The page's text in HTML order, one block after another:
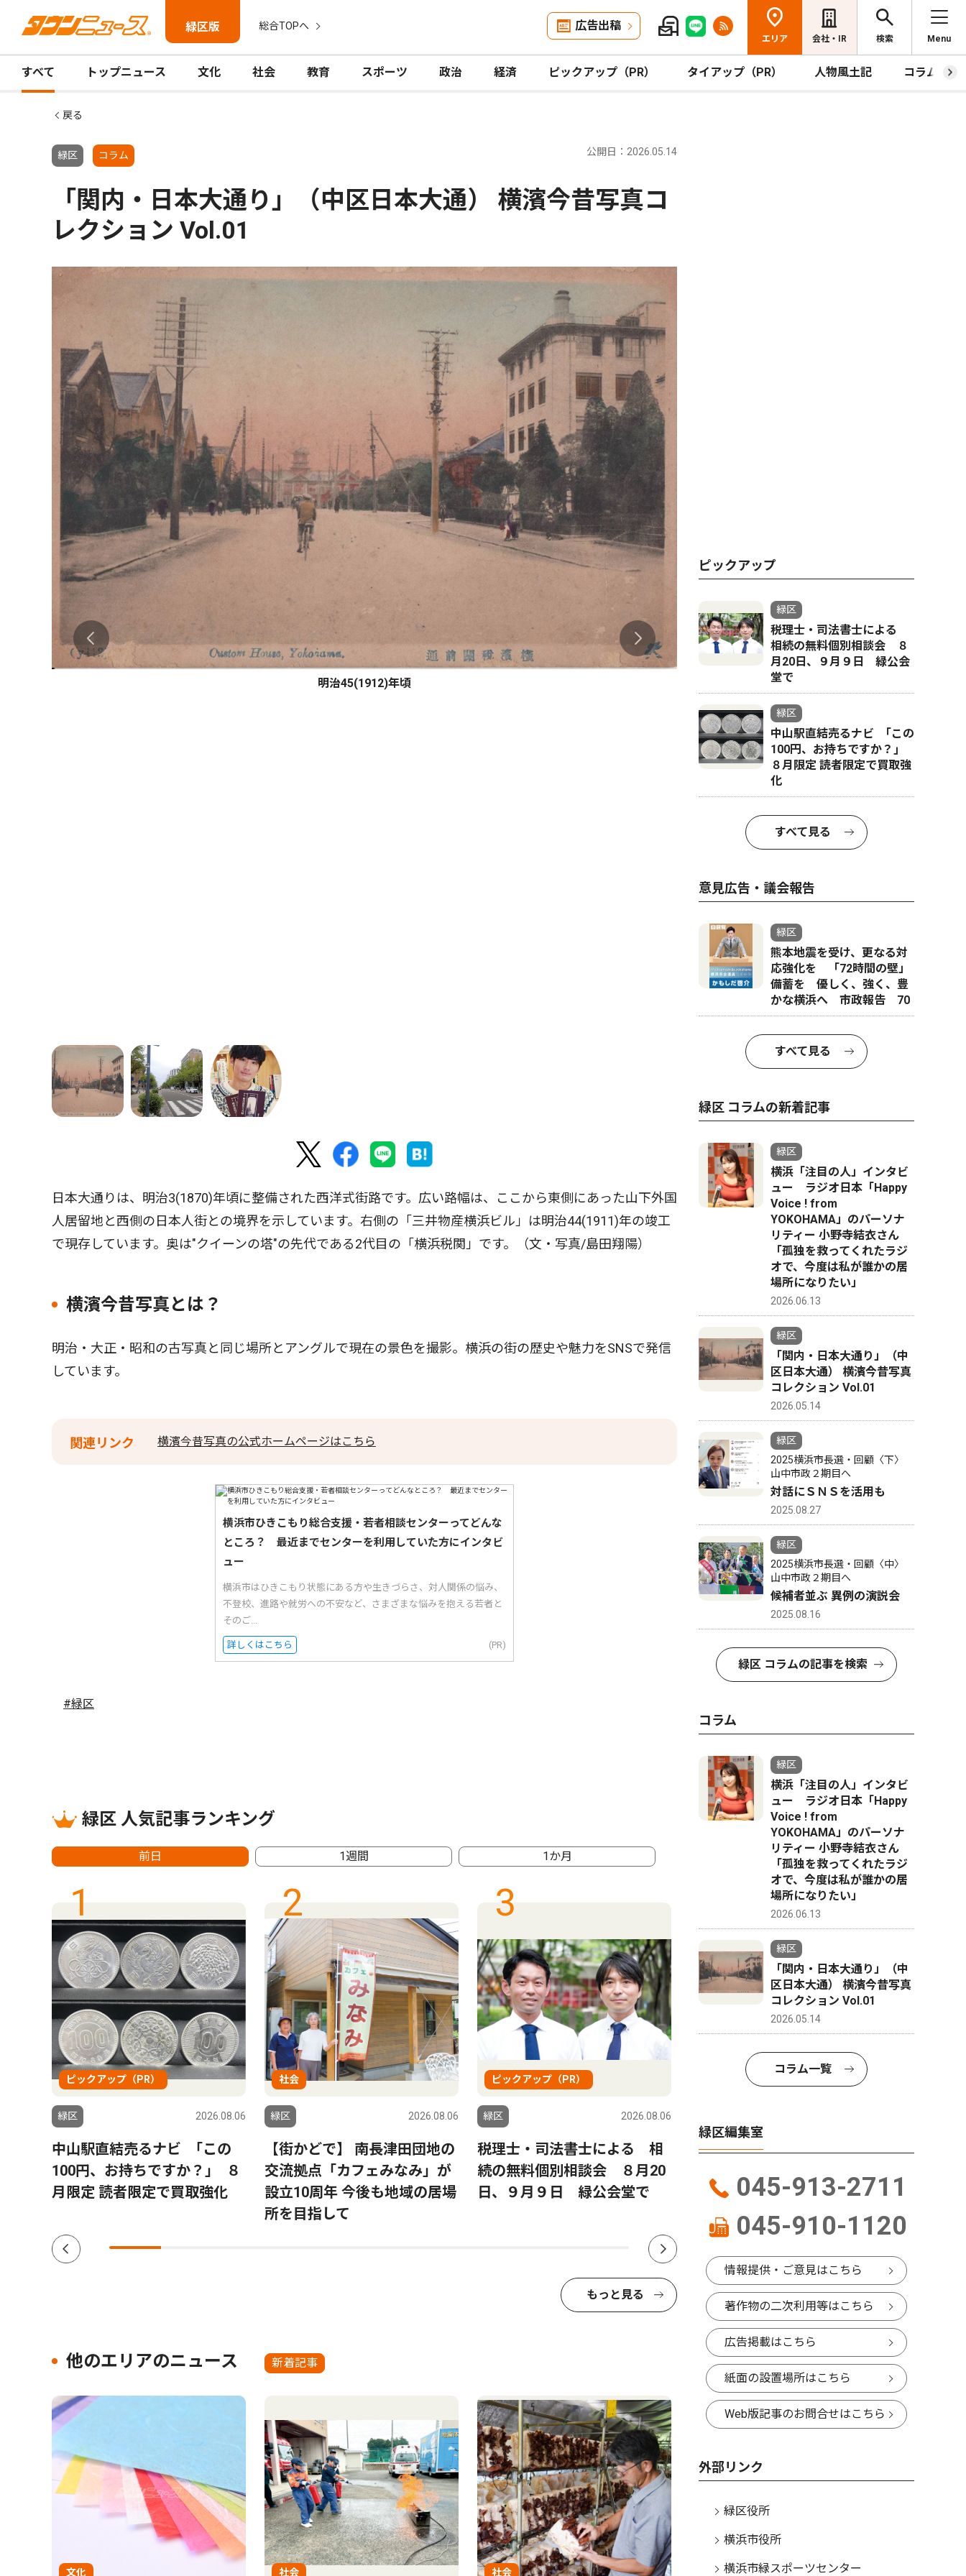
緑区版 総合TOPへ 広告出稿
エリア 会社・IR 検索 Menu
すべて トップニュース 文化 社会 教育 スポーツ 政治 経済 ピックアップ（PR） タイアップ（PR） 人物風土記 コラム
戻る
緑区 コラム 公開日：2026.05.14
「関内・日本大通り」（中区日本大通） 横濱今昔写真コ
レクション Vol.01
明治45(1912)年頃
日本大通りは、明治3(1870)年頃に整備された西洋式街路です。広い路幅は、ここから東側にあった山下外国
人居留地と西側の日本人街との境界を示しています。右側の「三井物産横浜ビル」は明治44(1911)年の竣工
で現存しています。奥は"クイーンの塔"の先代である2代目の「横浜税関」です。（文・写真/島田翔陽）
横濱今昔写真とは？
明治・大正・昭和の古写真と同じ場所とアングルで現在の景色を撮影。横浜の街の歴史や魅力をSNSで発信
しています。
関連リンク 横濱今昔写真の公式ホームページはこちら
横浜市ひきこもり総合支援・若者相談センターってどんな
ところ？ 最近までセンターを利用していた方にインタビ
ュー
横浜市はひきこもり状態にある方や生きづらさ、対人関係の悩み、
不登校、進路や就労への不安など、さまざまな悩みを抱える若者と
そのご...
詳しくはこちら (PR)
#緑区
緑区 人気記事ランキング
前日 1週間 1か月
1
ピックアップ（PR）
緑区 2026.08.06
中山駅直結売るナビ ｢この
100円、お持ちですか？｣ ８
月限定 読者限定で買取強化
2
社会
緑区 2026.08.06
【街かどで】 南長津田団地の
交流拠点「カフェみなみ」が
設立10周年 今後も地域の居場
所を目指して
3
ピックアップ（PR）
緑区 2026.08.06
税理士・司法書士による 相
続の無料個別相談会 ８月20
日、９月９日 緑公会堂で
人物風土記
8月22日に緑公会堂で開催さ
ス」を企画した 二宮 明さ
ん 中山在住 48歳
霧が丘
もっと見る
他のエリアのニュース 新着記事
文化 社会 社会
ピックアップ
緑区
税理士・司法書士による
相続の無料個別相談会 ８
月20日、９月９日 緑公会
堂で
緑区
中山駅直結売るナビ ｢この
100円、お持ちですか？｣
８月限定 読者限定で買取強
化
すべて見る
意見広告・議会報告
緑区
熊本地震を受け、更なる対
応強化を 「72時間の壁」
備蓄を 優しく、強く、豊
かな横浜へ 市政報告 70
すべて見る
緑区 コラムの新着記事
緑区
横浜「注目の人」インタビ
ュー ラジオ日本「Happy
Voice ! from
YOKOHAMA」のパーソナ
リティー 小野寺結衣さん
「孤独を救ってくれたラジ
オで、今度は私が誰かの居
場所になりたい」
2026.06.13
緑区
「関内・日本大通り」（中
区日本大通） 横濱今昔写真
コレクション Vol.01
2026.05.14
緑区
2025横浜市長選・回顧〈下〉
山中市政２期目へ
対話にＳＮＳを活用も
2025.08.27
緑区
2025横浜市長選・回顧〈中〉
山中市政２期目へ
候補者並ぶ 異例の演説会
2025.08.16
緑区 コラムの記事を検索
コラム
緑区
横浜「注目の人」インタビ
ュー ラジオ日本「Happy
Voice ! from
YOKOHAMA」のパーソナ
リティー 小野寺結衣さん
「孤独を救ってくれたラジ
オで、今度は私が誰かの居
場所になりたい」
2026.06.13
緑区
「関内・日本大通り」（中
区日本大通） 横濱今昔写真
コレクション Vol.01
2026.05.14
コラム一覧
緑区編集室
045-913-2711
045-910-1120
情報提供・ご意見はこちら
著作物の二次利用等はこちら
広告掲載はこちら
紙面の設置場所はこちら
Web版記事のお問合せはこちら
外部リンク
緑区役所
横浜市役所
横浜市緑スポーツセンター